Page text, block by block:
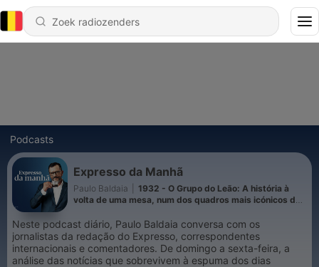
Podcasts
Expresso da Manhã
Paulo Baldaia
1932 - O Grupo do Leão: A história à
volta de uma mesa, num dos quadros mais icónicos da
Neste podcast diário, Paulo Baldaia conversa com os
jornalistas da redação do Expresso, correspondentes
internacionais e comentadores. De domingo a sexta-feira, a
análise das notícias que sobrevivem à espuma dos dias